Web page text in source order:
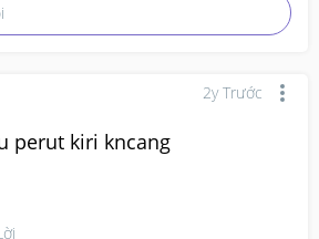
2y Trước
perut kiri kncang